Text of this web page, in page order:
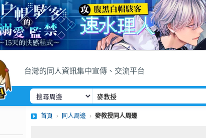
台灣的同人資訊集中宣傳、交流平台
首頁 同人周邊 麥教授同人周邊